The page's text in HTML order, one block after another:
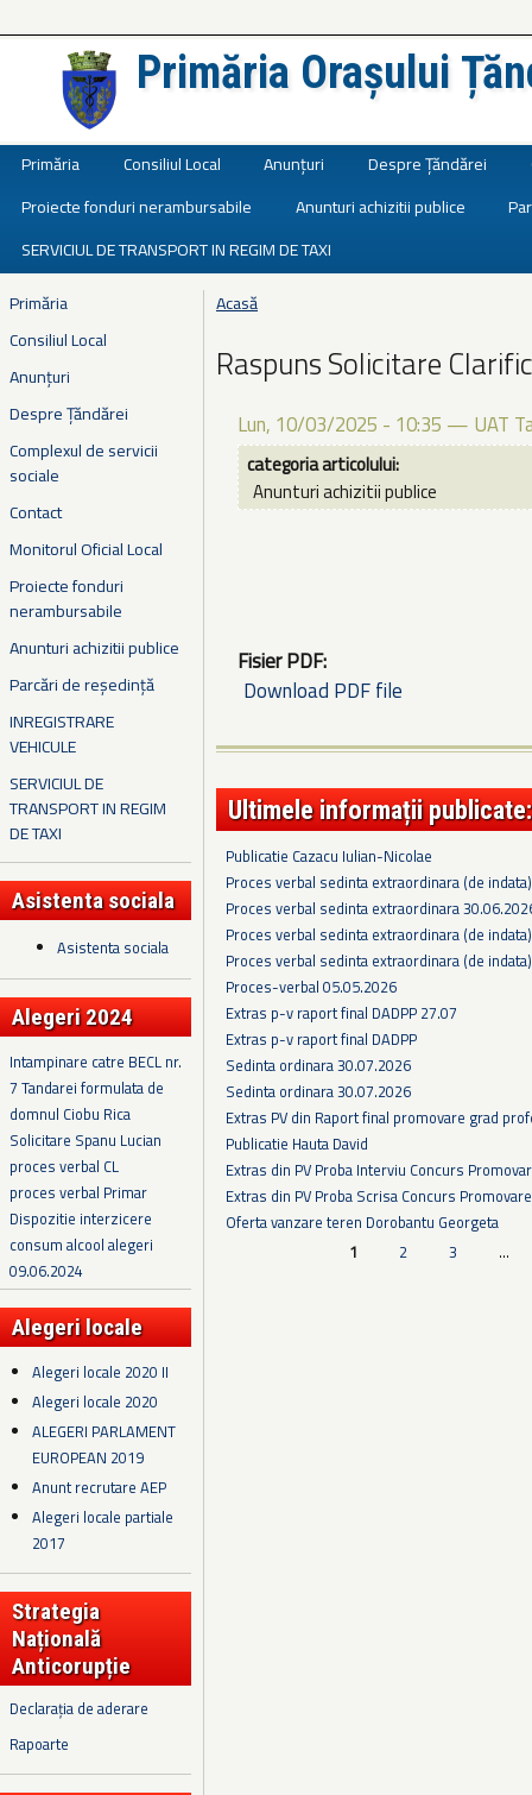
Primăria Orașului
Primăria Consiliul Local Anunțuri Despre Țăndărei
Proiecte fonduri nerambursabile
Anunturi achizitii publice
SERVICIUL DE TRANSPORT IN REGIM DE TAXI
Primăria
Consiliul Local
Anunțuri
Despre Țăndărei
Complexul de servicii
sociale
Contact
Monitorul Oficial Local
Proiecte fonduri
nerambursabile
Anunturi achizitii publice
Parcări de reședință
INREGISTRARE
VEHICULE
SERVICIUL DE
TRANSPORT IN REGIM
DE TAXI
Asistenta sociala
Asistenta sociala
Alegeri 2024
Intampinare catre BECL nr.
7 Tandarei formulata de
domnul Ciobu Rica
Solicitare Spanu Lucian
proces verbal CL
proces verbal Primar
Dispozitie interzicere
consum alcool alegeri
09.06.2024
Alegeri locale
Alegeri locale 2020 II
Alegeri locale 2020
ALEGERI PARLAMENT
EUROPEAN 2019
Anunt recrutare AEP
Alegeri locale partiale
2017
Strategia
Națională
Anticorupție
Declarația de aderare
Rapoarte
Eşti aici
Acasă
Raspuns Solicitare
Lun, 10/03/2025 - 10:35 — UAT
categoria articolului:
Anunturi achizitii publice
Fisier PDF:
Download PDF file
Ultimele informații publicate:
Publicatie Cazacu Iulian-Nicolae
Proces verbal sedinta extraordinara (de
Proces verbal sedinta extraordinara
Proces verbal sedinta extraordinara (de
Proces verbal sedinta extraordinara (de
Proces-verbal 05.05.2026
Extras p-v raport final DADPP 27.07
Extras p-v raport final DADPP
Sedinta ordinara 30.07.2026
Sedinta ordinara 30.07.2026
Extras PV din Raport final promovare grad
Publicatie Hauta David
Extras din PV Proba Interviu Concurs
Extras din PV Proba Scrisa Concurs
Oferta vanzare teren Dorobantu Georgeta
1 2 3 …